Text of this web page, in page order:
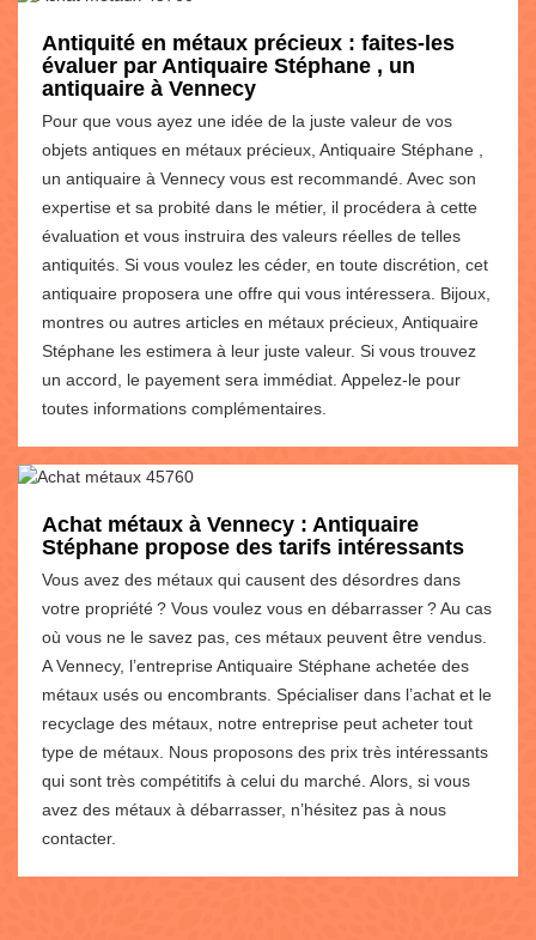
Antiquité en métaux précieux : faites-les
évaluer par Antiquaire Stéphane , un
antiquaire à Vennecy
Pour que vous ayez une idée de la juste valeur de vos
objets antiques en métaux précieux, Antiquaire Stéphane ,
un antiquaire à Vennecy vous est recommandé. Avec son
expertise et sa probité dans le métier, il procédera à cette
évaluation et vous instruira des valeurs réelles de telles
antiquités. Si vous voulez les céder, en toute discrétion, cet
antiquaire proposera une offre qui vous intéressera. Bijoux,
montres ou autres articles en métaux précieux, Antiquaire
Stéphane les estimera à leur juste valeur. Si vous trouvez
un accord, le payement sera immédiat. Appelez-le pour
toutes informations complémentaires.
Achat métaux à Vennecy : Antiquaire
Stéphane propose des tarifs intéressants
Vous avez des métaux qui causent des désordres dans
votre propriété ? Vous voulez vous en débarrasser ? Au cas
où vous ne le savez pas, ces métaux peuvent être vendus.
A Vennecy, l’entreprise Antiquaire Stéphane achetée des
métaux usés ou encombrants. Spécialiser dans l’achat et le
recyclage des métaux, notre entreprise peut acheter tout
type de métaux. Nous proposons des prix très intéressants
qui sont très compétitifs à celui du marché. Alors, si vous
avez des métaux à débarrasser, n’hésitez pas à nous
contacter.